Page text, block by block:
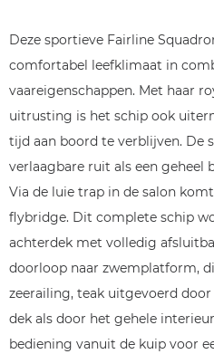
Deze sportieve Fairline
comfortabel leefklimaat in
vaareigenschappen. Met haar
uitrusting is het schip ook
tijd aan boord te verblijven. De
verlaagbare ruit als een geheel
Via de luie trap in de salon
flybridge. Dit complete schip
achterdek met volledig
doorloop naar zwemplatform,
zeerailing, teak uitgevoerd
dek als door het gehele
bediening vanuit de kuip voor